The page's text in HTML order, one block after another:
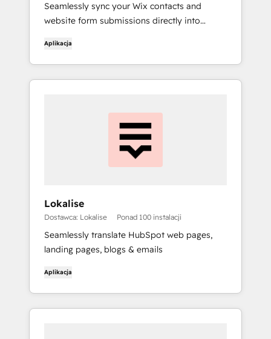
Seamlessly sync your Wix contacts and
website form submissions directly into
management and automate follow-up.
Aplikacja
Lokalise
Dostawca: Lokalise Ponad 100 instalacji
Seamlessly translate HubSpot web pages,
landing pages, blogs & emails
Aplikacja